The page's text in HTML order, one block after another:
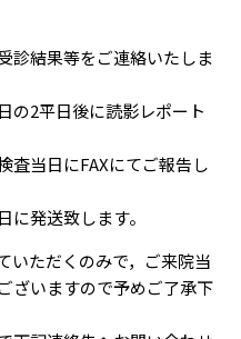
診結果等をご連絡いたしま
の2平日後に読影レポート
査当日にFAXにてご報告し
発送致します。
いただくのみで，ご来院当
ざいますので予めご了承下